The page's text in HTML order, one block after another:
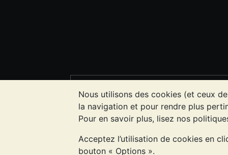
Nous utilisons des cookies (et ceux
la navigation et pour rendre plus
Pour en savoir plus, lisez nos
Acceptez l’utilisation de cookies en
bouton « Options ».
l'évolution future des cours. Rien sur
investissement. Demander l'avis d'un
Entreprise enregistrée en Grande-